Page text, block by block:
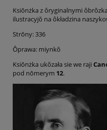
Ksiōnżka z ôryginalnymi
ilustracyjŏ na ôkładzina
Strōny: 336
Ôprawa: miynkŏ
Ksiōnżka ukŏzała sie we raji
pod nōmerym 12.